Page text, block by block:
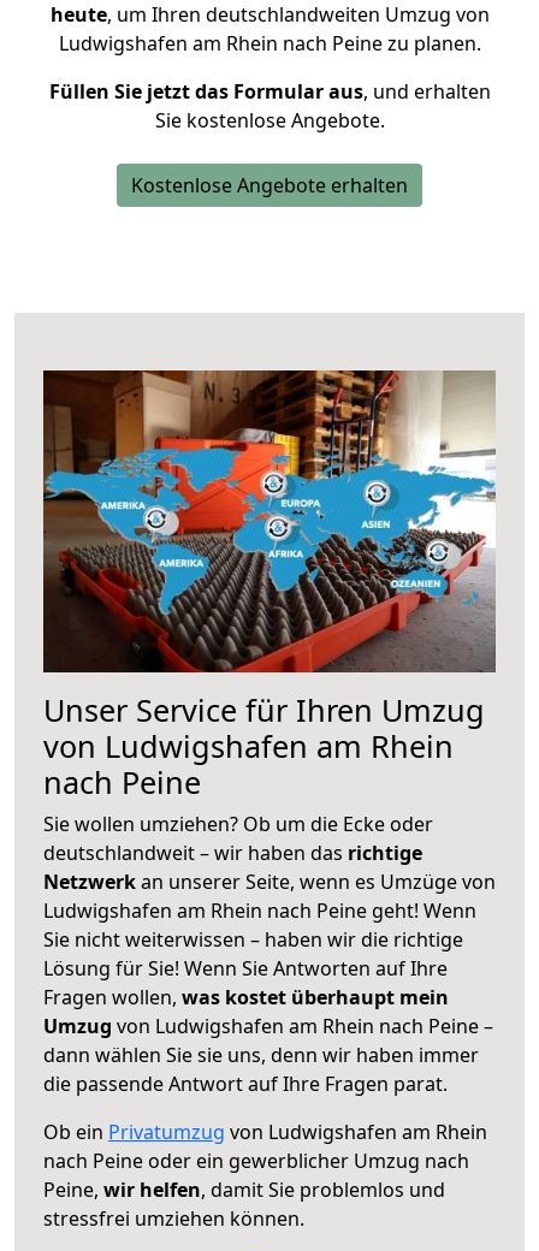
heute, um Ihren deutschlandweiten Umzug von
Ludwigshafen am Rhein nach Peine zu planen.
Füllen Sie jetzt das Formular aus, und erhalten
Sie kostenlose Angebote.
Kostenlose Angebote erhalten
Unser Service für Ihren Umzug
von Ludwigshafen am Rhein
nach Peine
Sie wollen umziehen? Ob um die Ecke oder
deutschlandweit – wir haben das richtige
Netzwerkan unserer Seite, wenn es Umzüge von
Ludwigshafen am Rhein nach Peine geht! Wenn
Sie nicht weiterwissen – haben wir die richtige
Lösung für Sie! Wenn Sie Antworten auf Ihre
Fragen wollen, was kostet überhaupt mein
Umzug von Ludwigshafen am Rhein nach Peine –
dann wählen Sie sie uns, denn wir haben immer
die passende Antwort auf Ihre Fragen parat.
Ob ein Privatumzug von Ludwigshafen am Rhein
nach Peine oder ein gewerblicher Umzug nach
Peine, wir helfen, damit Sie problemlos und
stressfrei umziehen können.